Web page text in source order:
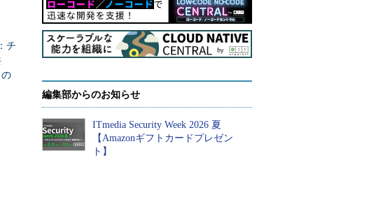
チ
編集部からのお知らせ
ITmedia Security Week 2026 夏
【Amazonギフトカードプレゼン
ト】